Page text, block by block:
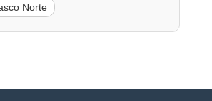
Norte